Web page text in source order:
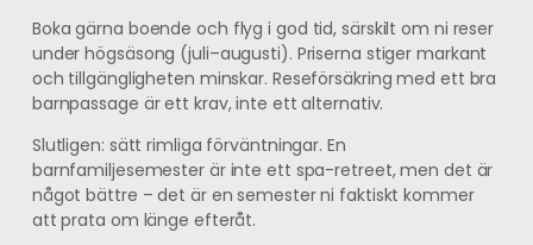
Boka gärna boende och flyg i god tid, särskilt om ni reser
under högsäsong (juli–augusti). Priserna stiger markant
och tillgängligheten minskar. Reseförsäkring med ett bra
barnpassage är ett krav, inte ett alternativ.
Slutligen: sätt rimliga förväntningar. En
barnfamiljesemester är inte ett spa-retreet, men det är
något bättre – det är en semester ni faktiskt kommer
att prata om länge efteråt.